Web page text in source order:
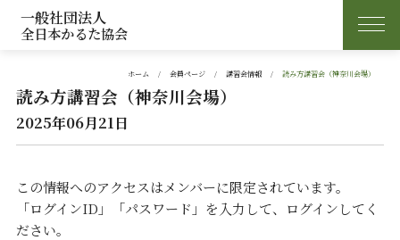
一般社団法人
全日本かるた協会
ホーム 会員ページ 講習会情報 読み方講習会（神奈川会場）
読み方講習会（神奈川会場）
2025年06月21日
この情報へのアクセスはメンバーに限定されています。
「ログインID」「パスワード」を入力して、ログインしてく
ださい。